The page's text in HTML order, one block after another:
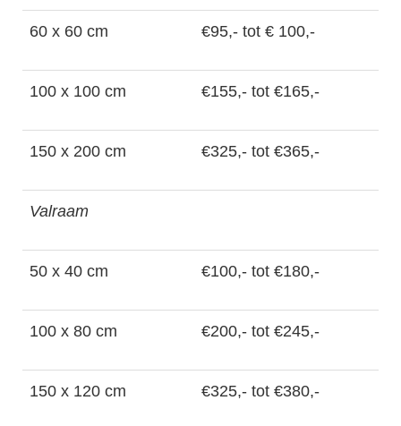
60 x 60 cm €95,- tot € 100,-
100 x 100 cm €155,- tot €165,-
150 x 200 cm €325,- tot €365,-
Valraam
50 x 40 cm €100,- tot €180,-
100 x 80 cm €200,- tot €245,-
150 x 120 cm €325,- tot €380,-